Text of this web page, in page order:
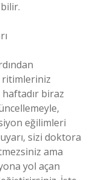
ritimleriniz
biraz
eğilimleri
sizi doktora
ama
yol açan